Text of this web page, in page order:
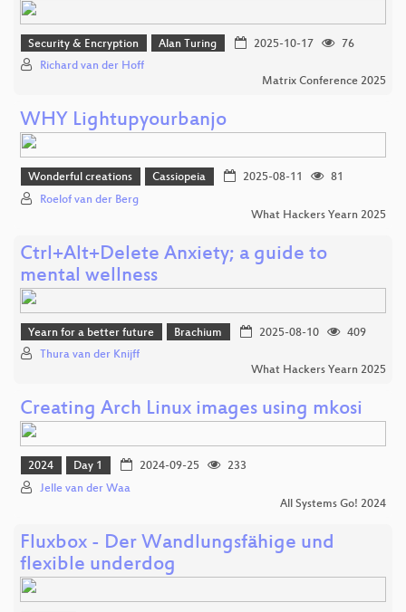
Security & Encryption Alan Turing 2025-10-17
76
Richard van der Hoff
Matrix Conference 2025
WHY Lightupyourbanjo
Wonderful creations Cassiopeia 2025-08-11
81
Roelof van der Berg
What Hackers Yearn 2025
Ctrl+Alt+Delete Anxiety; a guide to
mental wellness
Yearn for a better future Brachium 2025-08-10
409
Thura van der Knijff
What Hackers Yearn 2025
Creating Arch Linux images using mkosi
2024 Day 1 2024-09-25
233
Jelle van der Waa
All Systems Go! 2024
Fluxbox - Der Wandlungsfähige und
flexible underdog